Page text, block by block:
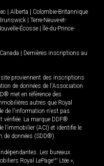
Alberta
Colombie-Britannique
Terre-Neuve-et-
Écosse
Île-du-Prince-
Dernières inscriptions au
proviennent des inscriptions
de données de l'Association
met en référence des
autres que Royal
de l'information n'est pas
vérifiée. La marque DDF®
l’immobilier (ACI) et identifie le
de données (SDD®).
Les bureaux
Royal LePageMD Ltée »,